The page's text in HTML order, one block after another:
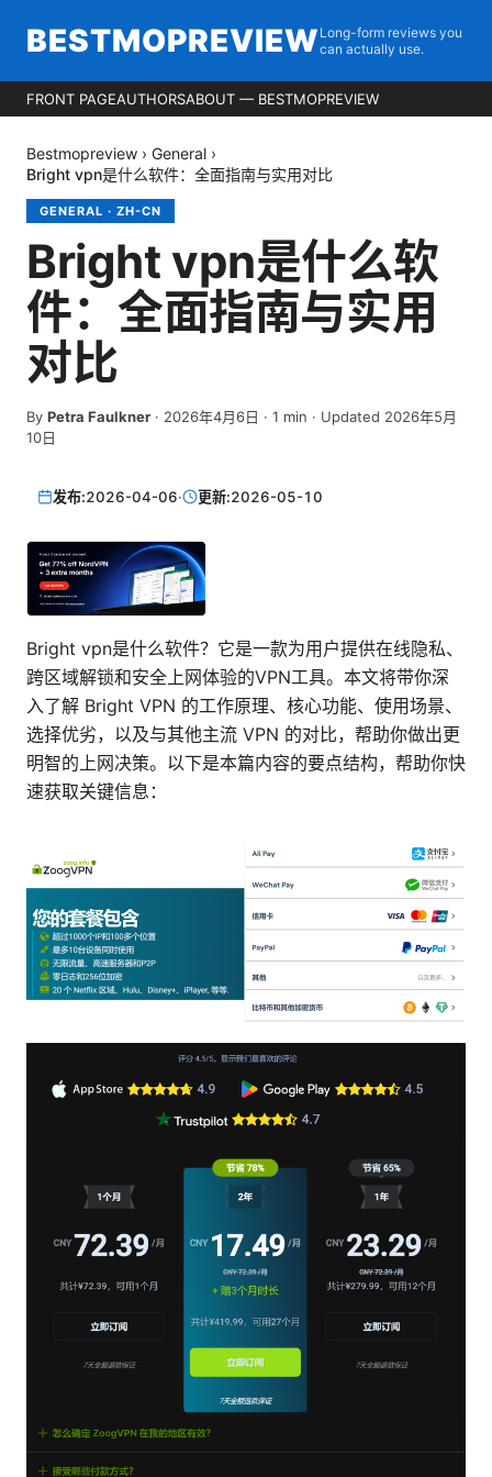
BESTMOPREVIEW Long-form reviews you
can actually use.
FRONT PAGEAUTHORSABOUT — BESTMOPREVIEW
Bestmopreview › General ›
Bright vpn是什么软件：全面指南与实用对比
GENERAL · ZH-CN
Bright vpn是什么软
件：全面指南与实用
对比
By Petra Faulkner · 2026年4月6日 · 1 min · Updated 2026年5月
10日
发布:2026-04-06· 更新:2026-05-10
Bright vpn是什么软件？它是一款为用户提供在线隐私、
跨区域解锁和安全上网体验的VPN工具。本文将带你深
入了解 Bright VPN 的工作原理、核心功能、使用场景、
选择优劣，以及与其他主流 VPN 的对比，帮助你做出更
明智的上网决策。以下是本篇内容的要点结构，帮助你快
速获取关键信息：